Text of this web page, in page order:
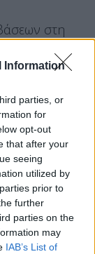
Information
parties, or
for
opt-out
that after your
seeing
utilized by
prior to
further
parties on the
may
IAB’s List of
στη
των
για την
την